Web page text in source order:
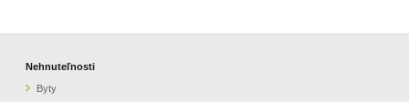
GARÁŽE
Nehnuteľnosti
Byty